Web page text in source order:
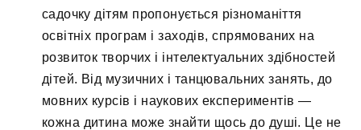
садочку дітям пропонується різноманіття
освітніх програм і заходів, спрямованих на
розвиток творчих і інтелектуальних здібностей
дітей. Від музичних і танцювальних занять, до
мовних курсів і наукових експериментів —
кожна дитина може знайти щось до душі. Це не